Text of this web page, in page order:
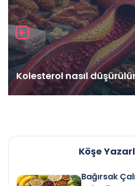
Kolesterol nasıl
Köşe
Bağırsak